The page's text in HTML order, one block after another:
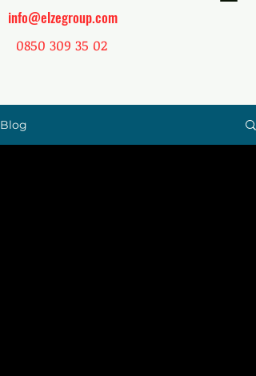
info@elzegroup.com
0850 309 35 02
Blog